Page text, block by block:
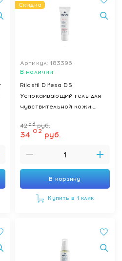
Скидка
Артикул: 183396
В наличии
Rilastil Difesa DS
Успокаивающий гель для
чувствительной кожи,
4253 руб.
34 02 руб.
В корзину
Купить в 1 клик